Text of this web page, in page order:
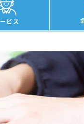
ビス